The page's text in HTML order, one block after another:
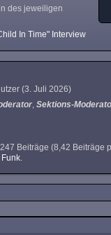
des jeweiligen
In Time" Interview
(3. Juli 2026)
Sektions-
Beiträge (8,42 Beiträge
.